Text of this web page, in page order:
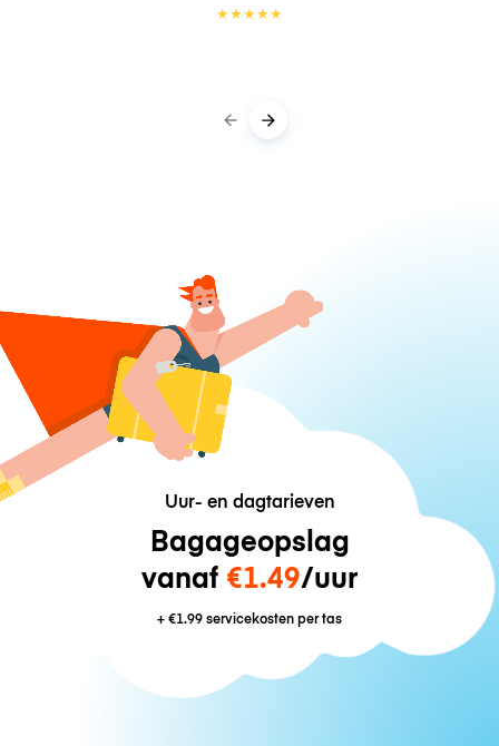
★★★★★
Uur- en dagtarieven
Bagageopslag
vanaf €1.49/uur
+€1.99servicekosten per tas